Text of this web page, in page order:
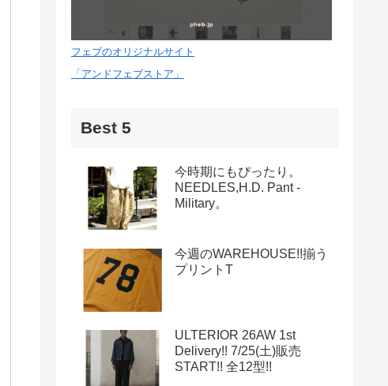
フェブのオリジナルサイト
「アンドフェブストア」
Best 5
今時期にもぴったり。
NEEDLES,H.D. Pant -
Military。
今週のWAREHOUSE!!揃う
プリントT
ULTERIOR 26AW 1st
Delivery!! 7/25(土)販売
START!! 全12型!!